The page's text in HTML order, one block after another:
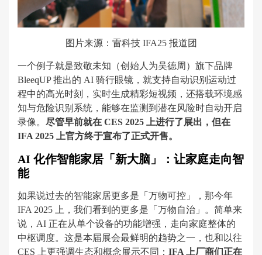
图片来源：雷科技 IFA25 报道团
一个例子就是致敬未知（创始人为吴德周）旗下品牌
BleeqUP 推出的 AI 骑行眼镜，就支持自动识别运动过
程中的高光时刻，实时生成精彩短视频，还搭载环境感
知与危险识别系统，能够在监测到潜在风险时自动开启
录像。 尽管早前就在 CES 2025 上进行了展出，但在
IFA 2025 上官方终于宣布了正式开售。
AI 化作智能家居「新大脑」：让家庭走向智
能
如果说过去的智能家居更多是「万物可控」，那今年
IFA 2025 上，我们看到的更多是「万物自治」。简单来
说，AI 正在从单个设备的功能增强，走向家庭整体的
中枢调度。这是本届展会最鲜明的趋势之一，也和以往
CES 上更强调生态和概念展示不同： IFA 上厂商们正在